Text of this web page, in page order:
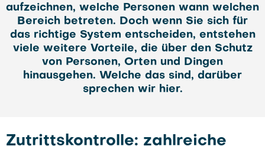
aufzeichnen, welche Personen wann welchen
Bereich betreten. Doch wenn Sie sich für
das richtige System entscheiden, entstehen
viele weitere Vorteile, die über den Schutz
von Personen, Orten und Dingen
hinausgehen. Welche das sind, darüber
sprechen wir hier.
Zutrittskontrolle: zahlreiche